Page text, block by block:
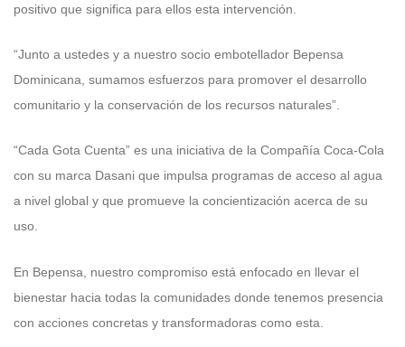
positivo que significa para ellos esta intervención.
“Junto a ustedes y a nuestro socio embotellador Bepensa
Dominicana, sumamos esfuerzos para promover el desarrollo
comunitario y la conservación de los recursos naturales”.
“Cada Gota Cuenta” es una iniciativa de la Compañía Coca-Cola
con su marca Dasani que impulsa programas de acceso al agua
a nivel global y que promueve la concientización acerca de su
uso.
En Bepensa, nuestro compromiso está enfocado en llevar el
bienestar hacia todas la comunidades donde tenemos presencia
con acciones concretas y transformadoras como esta.